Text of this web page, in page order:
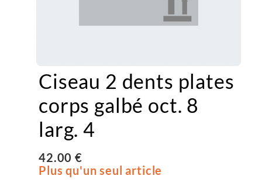
Ciseau 2 dents plates
corps galbé oct. 8
larg. 4
42.00 €
Plus qu'un seul article